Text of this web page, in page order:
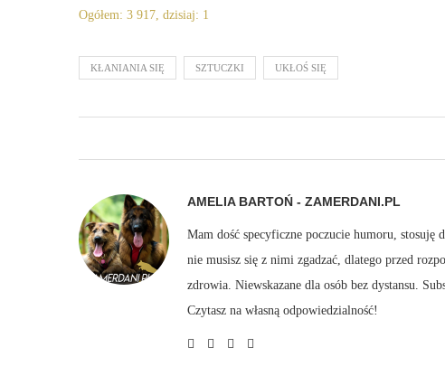
Ogółem: 3 917, dzisiaj: 1
KŁANIANIA SIĘ SZTUCZKI UKŁOŚ SIĘ
AMELIA BARTOŃ - ZAMERDANI.PL
Mam dość specyficzne poczucie humoru,
nie musisz się z nimi zgadzać, dlatego przed
zdrowia. Niewskazane dla osób bez dystansu.
Czytasz na własną odpowiedzialność!